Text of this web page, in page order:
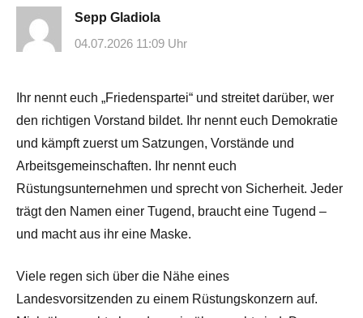
Sepp Gladiola
04.07.2026 11:09 Uhr
Ihr nennt euch „Friedenspartei“ und streitet darüber, wer
den richtigen Vorstand bildet. Ihr nennt euch Demokratie
und kämpft zuerst um Satzungen, Vorstände und
Arbeitsgemeinschaften. Ihr nennt euch
Rüstungsunternehmen und sprecht von Sicherheit. Jeder
trägt den Namen einer Tugend, braucht eine Tugend –
und macht aus ihr eine Maske.
Viele regen sich über die Nähe eines
Landesvorsitzenden zu einem Rüstungskonzern auf.